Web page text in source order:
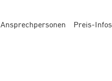
Ansprechpersonen Preis-Infos